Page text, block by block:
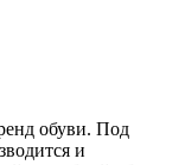
обуви. Под
и